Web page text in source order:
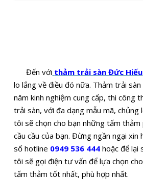
Đến với thảm trải sàn Đức Hiếu
lo lắng về điều đó nữa. Thảm trải
năm kinh nghiệm cung cấp, thi công
trải sàn, với đa dạng mẫu mã, chủng
tôi sẽ chọn cho bạn những tấm thảm
cầu cầu của bạn. Đừng ngần ngại xin
số hotline 0949 536 444 hoặc để lại
tôi sẽ gọi điện tư vấn để lựa chọn
tấm thảm tốt nhất, phù hợp nhất.